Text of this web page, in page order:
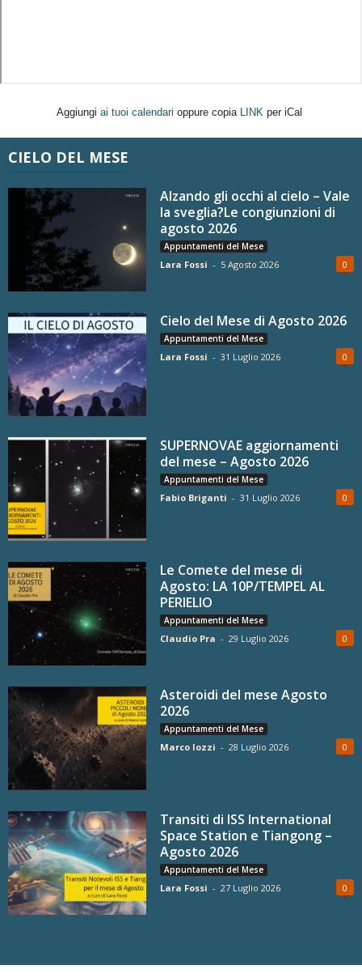
Aggiungi ai tuoi calendari oppure copia LINK per iCal
CIELO DEL MESE
Alzando gli occhi al cielo – Vale
la sveglia?Le congiunzioni di
agosto 2026
Appuntamenti del Mese
Lara Fossi - 5 Agosto 2026 0
Cielo del Mese di Agosto 2026
Appuntamenti del Mese
Lara Fossi - 31 Luglio 2026 0
SUPERNOVAE aggiornamenti
del mese – Agosto 2026
Appuntamenti del Mese
Fabio Briganti - 31 Luglio 2026 0
Le Comete del mese di
Agosto: LA 10P/TEMPEL AL
PERIELIO
Appuntamenti del Mese
Claudio Pra - 29 Luglio 2026 0
Asteroidi del mese Agosto
2026
Appuntamenti del Mese
Marco Iozzi - 28 Luglio 2026 0
Transiti di ISS International
Space Station e Tiangong –
Agosto 2026
Appuntamenti del Mese
Lara Fossi - 27 Luglio 2026 0